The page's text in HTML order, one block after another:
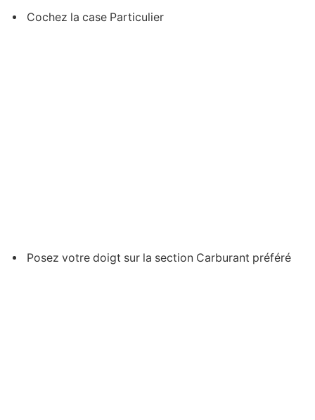
Cochez la case Particulier
Posez votre doigt sur la section Carburant préféré